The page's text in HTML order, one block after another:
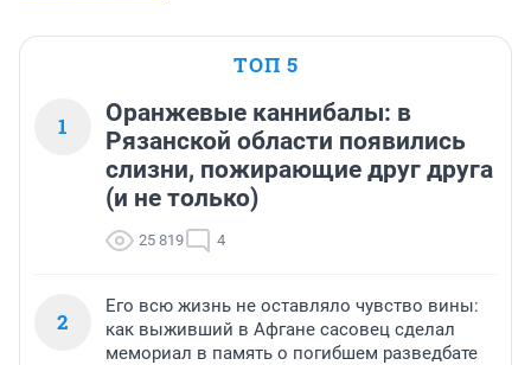
ТОП 5
1
Оранжевые каннибалы: в
Рязанской области появились
слизни, пожирающие друг друга
(и не только)
25 819 4
2
Его всю жизнь не оставляло чувство вины:
как выживший в Афгане сасовец сделал
мемориал в память о погибшем разведбате